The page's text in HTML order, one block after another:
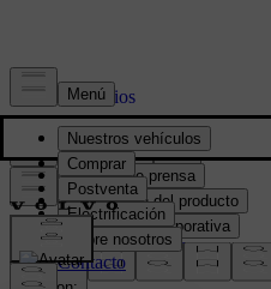
Prensa y Medios
Material de prensa
Información del producto
Información corporativa
Contacto de medios